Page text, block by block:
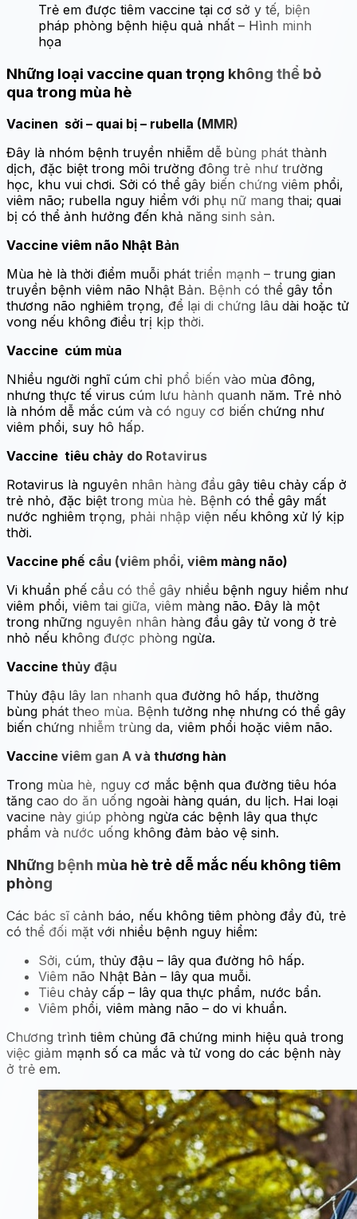
Trẻ em được tiêm vaccine tại cơ sở y tế, biện
pháp phòng bệnh hiệu quả nhất – Hình minh
họa
Những loại vaccine quan trọng không thể bỏ
qua trong mùa hè
Vacinen sởi – quai bị – rubella (MMR)
Đây là nhóm bệnh truyền nhiễm dễ bùng phát thành
dịch, đặc biệt trong môi trường đông trẻ như trường
học, khu vui chơi. Sởi có thể gây biến chứng viêm phổi,
viêm não; rubella nguy hiểm với phụ nữ mang thai; quai
bị có thể ảnh hưởng đến khả năng sinh sản.
Vaccine viêm não Nhật Bản
Mùa hè là thời điểm muỗi phát triển mạnh – trung gian
truyền bệnh viêm não Nhật Bản. Bệnh có thể gây tổn
thương não nghiêm trọng, để lại di chứng lâu dài hoặc tử
vong nếu không điều trị kịp thời.
Vaccine cúm mùa
Nhiều người nghĩ cúm chỉ phổ biến vào mùa đông,
nhưng thực tế virus cúm lưu hành quanh năm. Trẻ nhỏ
là nhóm dễ mắc cúm và có nguy cơ biến chứng như
viêm phổi, suy hô hấp.
Vaccine tiêu chảy do Rotavirus
Rotavirus là nguyên nhân hàng đầu gây tiêu chảy cấp ở
trẻ nhỏ, đặc biệt trong mùa hè. Bệnh có thể gây mất
nước nghiêm trọng, phải nhập viện nếu không xử lý kịp
thời.
Vaccine phế cầu (viêm phổi, viêm màng não)
Vi khuẩn phế cầu có thể gây nhiều bệnh nguy hiểm như
viêm phổi, viêm tai giữa, viêm màng não. Đây là một
trong những nguyên nhân hàng đầu gây tử vong ở trẻ
nhỏ nếu không được phòng ngừa.
Vaccine thủy đậu
Thủy đậu lây lan nhanh qua đường hô hấp, thường
bùng phát theo mùa. Bệnh tưởng nhẹ nhưng có thể gây
biến chứng nhiễm trùng da, viêm phổi hoặc viêm não.
Vaccine viêm gan A và thương hàn
Trong mùa hè, nguy cơ mắc bệnh qua đường tiêu hóa
tăng cao do ăn uống ngoài hàng quán, du lịch. Hai loại
vacine này giúp phòng ngừa các bệnh lây qua thực
phẩm và nước uống không đảm bảo vệ sinh.
Những bệnh mùa hè trẻ dễ mắc nếu không tiêm
phòng
Các bác sĩ cảnh báo, nếu không tiêm phòng đầy đủ, trẻ
có thể đối mặt với nhiều bệnh nguy hiểm:
Sởi, cúm, thủy đậu – lây qua đường hô hấp.
Viêm não Nhật Bản – lây qua muỗi.
Tiêu chảy cấp – lây qua thực phẩm, nước bẩn.
Viêm phổi, viêm màng não – do vi khuẩn.
Chương trình tiêm chủng đã chứng minh hiệu quả trong
việc giảm mạnh số ca mắc và tử vong do các bệnh này
ở trẻ em.